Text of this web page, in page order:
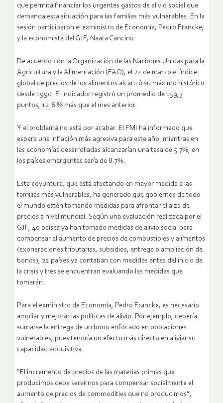
que permita financiar los urgentes gastos de alivio social que
demanda esta situación para las familias más vulnerables. En la
sesión participaron el exministro de Economía, Pedro Francke,
y la economista del GJF, Naara Cancino.
De acuerdo con la Organización de las Naciones Unidas para la
Agricultura y la Alimentación (FAO), el 22 de marzo el índice
global de precios de los alimentos alcanzó su máximo histórico
desde 1990. El indicador registró un promedio de 159,3
puntos, 12.6 % más que el mes anterior.
Y el problema no está por acabar. El FMI ha informado que
espera una inflación más agresiva para este año: mientras en
las economías desarrolladas alcanzarían una tasa de 5.7%, en
los países emergentes sería de 8.7%.
Esta coyuntura, que está afectando en mayor medida a las
familias más vulnerables, ha generado que gobiernos de todo
el mundo estén tomando medidas para afrontar el alza de
precios a nivel mundial. Según una evaluación realizada por el
GJF, 40 países ya han tomado medidas de alivio social para
compensar el aumento de precios de combustibles y alimentos
(exoneraciones tributarias, subsidios, entrega o ampliación de
bonos), 22 países ya contaban con medidas antes del inicio de
la crisis y tres se encuentran evaluando las medidas que
tomarán.
Para el exministro de Economía, Pedro Francke, es necesario
ampliar y mejorar las políticas de alivio. Por ejemplo, debería
sumarse la entrega de un bono enfocado en poblaciones
vulnerables, pues tendría un efecto más directo en aliviar su
capacidad adquisitiva.
“El incremento de precios de las materias primas que
producimos debe servirnos para compensar socialmente el
aumento de precios de commodities que no producimos”,